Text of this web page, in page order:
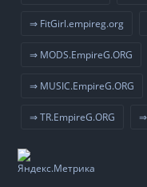
⇒ FitGirl.empireg.org
⇒ MODS.EmpireG.ORG
⇒ MUSIC.EmpireG.ORG
⇒ TR.EmpireG.ORG ⇒